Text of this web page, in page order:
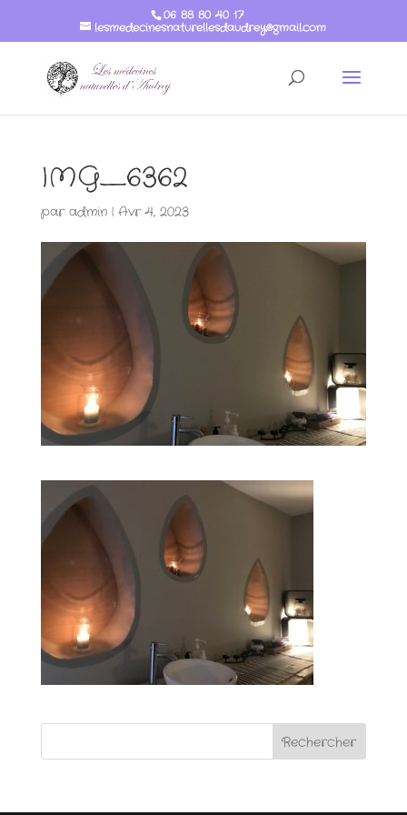
06 88 80 40 17
lesmedecinesnaturellesdaudrey@gmail.com
IMG_6362
par admin| Avr 4, 2023